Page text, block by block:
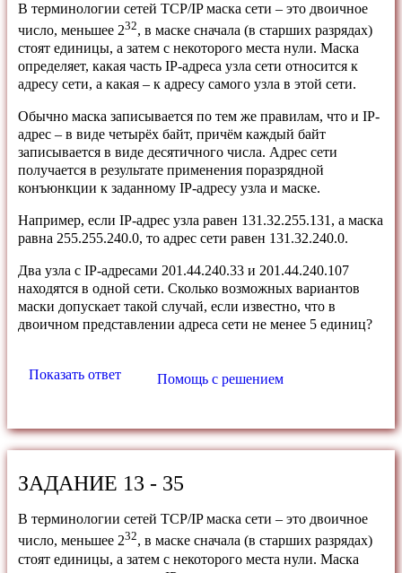
В терминологии сетей TCP/IP маска сети – это двоичное
число, меньшее 232, в маске сначала (в старших разрядах)
стоят единицы, а затем с некоторого места нули. Маска
определяет, какая часть IP-адреса узла сети относится к
адресу сети, а какая – к адресу самого узла в этой сети.
Обычно маска записывается по тем же правилам, что и IP-
адрес – в виде четырёх байт, причём каждый байт
записывается в виде десятичного числа. Адрес сети
получается в результате применения поразрядной
конъюнкции к заданному IP-адресу узла и маске.
Например, если IP-адрес узла равен 131.32.255.131, а маска
равна 255.255.240.0, то адрес сети равен 131.32.240.0.
Два узла с IP-адресами 201.44.240.33 и 201.44.240.107
находятся в одной сети. Сколько возможных вариантов
маски допускает такой случай, если известно, что в
двоичном представлении адреса сети не менее 5 единиц?
Показать ответ Помощь с решением
ЗАДАНИЕ 13 - 35
В терминологии сетей TCP/IP маска сети – это двоичное
число, меньшее 232, в маске сначала (в старших разрядах)
стоят единицы, а затем с некоторого места нули. Маска